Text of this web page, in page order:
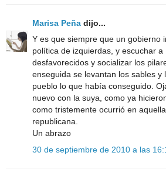
Marisa Peña dijo...
Y es que siempre que un gobierno
política de izquierdas, y escuchar a
desfavorecidos y socializar los
enseguida se levantan los sables y
pueblo lo que había conseguido.
nuevo con la suya, como ya
como tristemente ocurrió en
republicana.
Un abrazo
30 de septiembre de 2010 a las